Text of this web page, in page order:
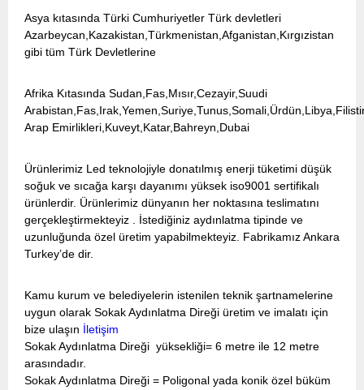
Asya kıtasında Türki Cumhuriyetler Türk devletleri
Azarbeycan,Kazakistan,Türkmenistan,Afganistan,Kırgızistan
gibi tüm Türk Devletlerine
Afrika Kıtasında Sudan,Fas,Mısır,Cezayir,Suudi
Arap Emirlikleri,Kuveyt,Katar,Bahreyn,Dubai
Ürünlerimiz Led teknolojiyle donatılmış enerji tüketimi düşük
soğuk ve sıcağa karşı dayanımı yüksek iso9001 sertifikalı
ürünlerdir. Ürünlerimiz dünyanın her noktasına teslimatını
gerçekleştirmekteyiz . İstediğiniz aydınlatma tipinde ve
uzunluğunda özel üretim yapabilmekteyiz. Fabrikamız Ankara
Turkey’de dir.
Kamu kurum ve belediyelerin istenilen teknik şartnamelerine
uygun olarak Sokak Aydınlatma Direği üretim ve imalatı için
bize ulaşın İletişim
Sokak Aydınlatma Direği yüksekliği= 6 metre ile 12 metre
arasındadır.
Sokak Aydınlatma Direği = Poligonal yada konik özel büküm